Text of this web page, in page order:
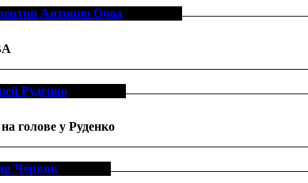
Антонио Очоа
Руденко
голове у Руденко
Червяк